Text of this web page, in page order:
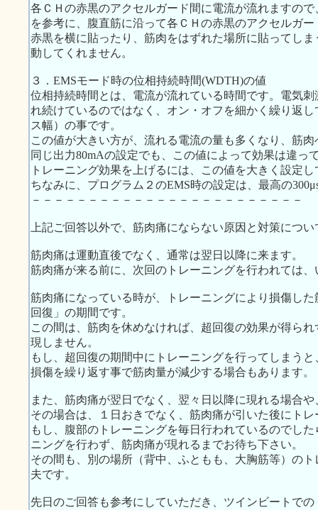
各ＣＨの赤黒のアクセルガード間に電流が流れますの
を参考に、腹直筋に沿って各ＣＨの赤黒のアクセルガ
赤黒を横に貼ったり、筋肉をはずれた場所に貼ってし
動してくれません。
３．EMSモード時の位相持続時間(WDTH)の値
位相持続時間とは、電流が流れている時間です。電気
れ続けているのではなく、オン・オフを細かく繰り返
ス幅）の事です。
この値が大きい方が、流れる電流の量も多くなり、筋
同じ出力80mAの設定でも、この値によって効果は違っ
トレーニング効果を上げるには、この値を大きく設定
ちなみに、プログラム２のEMS時の設定は、最高の
－－－－－－－－－－－－－－－－－－－－－－－－
上記ご回答以外で、筋肉痛にならない原因と対策につ
筋肉痛は運動直後でなく、通常は翌日以降に来ます。
筋肉痛が来る前に、次回のトレーニングを行われては
筋肉痛になっている時が、トレーニングにより損傷し
回復」の期間です。
この間は、筋肉を休めなければ、超回復の効果が得ら
現しません。
もし、超回復の期間中にトレーニングを行ってしまう
損傷を繰り返す事で筋肉量が減少する場合もあります。
また、筋肉痛が翌日でなく、翌々日以降に現れる場合
その場合は、１日おきでなく、筋肉痛が引いた後にト
もし、腹部のトレーニングを毎日行われているのでし
ニングを行わず、筋肉痛が現れるまでお待ち下さい。
その間も、別の場所（背中、ふともも、大胸筋等）の
夫です。
先日のご回答も参考にしていただき、ツインビートで